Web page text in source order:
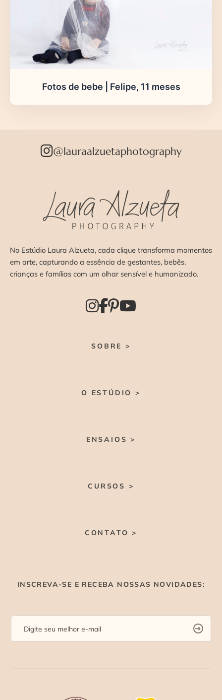
Fotos de bebe | Felipe, 11 meses
@lauraalzuetaphotography
No Estúdio Laura Alzueta, cada clique transforma momentos
em arte, capturando a essência de gestantes, bebês,
crianças e famílias com um olhar sensível e humanizado.
SOBRE >
O ESTÚDIO >
ENSAIOS >
CURSOS >
CONTATO >
INSCREVA-SE E RECEBA NOSSAS NOVIDADES: